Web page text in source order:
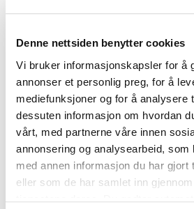
Denne nettsiden benytter cookies
Vi bruker informasjonskapsler for å
annonser et personlig preg, for å
mediefunksjoner og for å analysere
dessuten informasjon om hvordan
vårt, med partnerne våre innen
annonsering og analysearbeid, som
med annen informasjon du har gjort
eller som de har samlet inn
Til sammen var 14
testen og
produktene sammenlignet
periode fra 2019 til 2020 er
målt i kroner.